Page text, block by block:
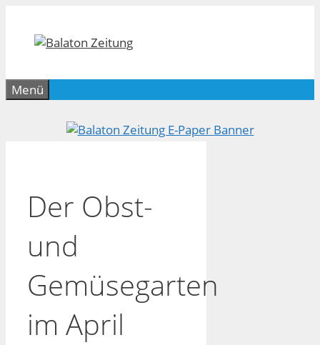
springen
Menü
Der Obst-
und
Gemüsegarten
im April